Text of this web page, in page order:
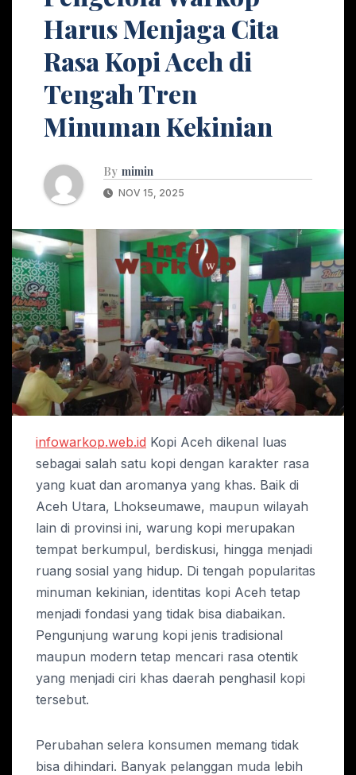
Harus Menjaga Cita
Rasa Kopi Aceh di
Tengah Tren
Minuman Kekinian
By mimin
NOV 15, 2025
infowarkop.web.id Kopi Aceh dikenal luas
sebagai salah satu kopi dengan karakter rasa
yang kuat dan aromanya yang khas. Baik di
Aceh Utara, Lhokseumawe, maupun wilayah
lain di provinsi ini, warung kopi merupakan
tempat berkumpul, berdiskusi, hingga menjadi
ruang sosial yang hidup. Di tengah popularitas
minuman kekinian, identitas kopi Aceh tetap
menjadi fondasi yang tidak bisa diabaikan.
Pengunjung warung kopi jenis tradisional
maupun modern tetap mencari rasa otentik
yang menjadi ciri khas daerah penghasil kopi
tersebut.
Perubahan selera konsumen memang tidak
bisa dihindari. Banyak pelanggan muda lebih